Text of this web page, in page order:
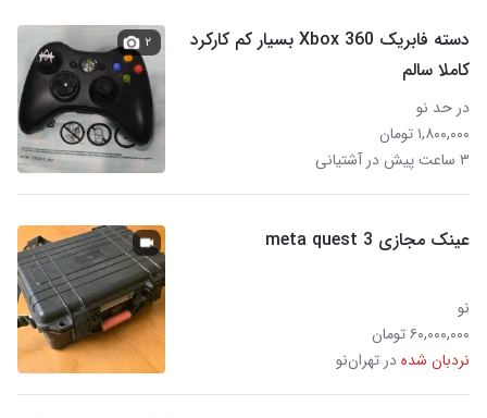
دسته فابریک Xbox 360 بسیار کم کارکرد
کاملا سالم
در حد نو
۱,۸۰۰,۰۰۰ تومان
۳ ساعت پیش در آشتیانی
۲
عینک مجازی meta quest 3
نو
۶۰,۰۰۰,۰۰۰ تومان
نردبان شدهدر تهران‌نو